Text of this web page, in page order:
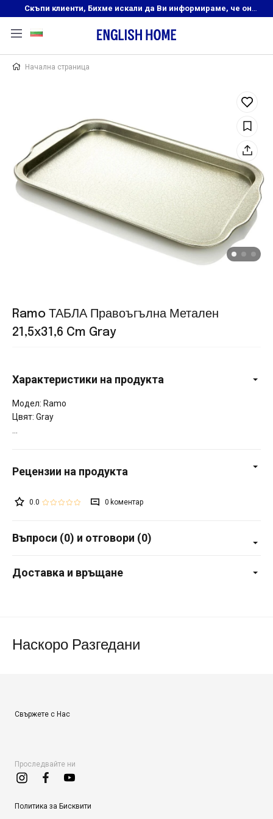
Скъпи клиенти, Бихме искали да Ви информираме, че онлайн магазинът на English Home преустановява своята дейност. Прекрасният ни и усмихнат екип ,Ви очаква в нашите физически магазини, където ще откриете любимите си продукти! Благодарим Ви, че сте част от семейството на Еnglish Home!
Начална страница
Ramo ТАБЛА Правоъгълна Метален
21,5x31,6 Cm Gray
Характеристики на продукта
Модел: Ramo
Цвят: Gray
0.0 0
Въпроси (0) и отговори (0)
Доставка и връщане
Наскоро Разгедани
Свържете с Нас
Проследвайте ни
Политика за Бисквити